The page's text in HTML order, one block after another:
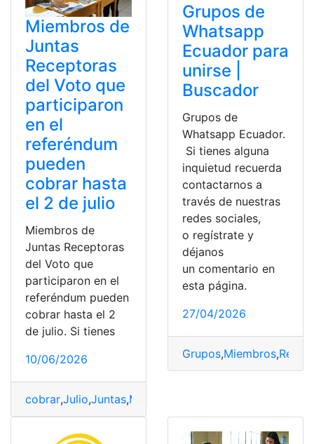
Miembros de
Juntas
Receptoras
del Voto que
participaron
en el
referéndum
pueden
cobrar hasta
el 2 de julio
Miembros de
Juntas Receptoras
del Voto que
participaron en el
referéndum pueden
cobrar hasta el 2
de julio. Si tienes
10/06/2026
cobrar,Julio,Juntas,Miembros
Grupos de
Whatsapp
Ecuador para
unirse |
Buscador
Grupos de
Whatsapp Ecuador.
Si tienes alguna
inquietud recuerda
contactarnos a
través de nuestras
redes sociales,
o regístrate y
déjanos
un comentario en
esta página.
27/04/2026
Grupos,Miembros,